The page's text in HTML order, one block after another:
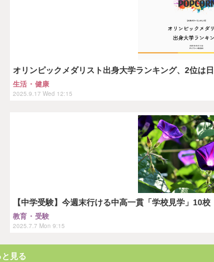
オリンピックメダリスト出身大学ランキング、2位は
生活・健康
2025.9.17 Wed 12:15
【中学受験】今週末行ける中高一貫「学校見学」10
教育・受験
2025.7.7 Mon 9:15
と見る